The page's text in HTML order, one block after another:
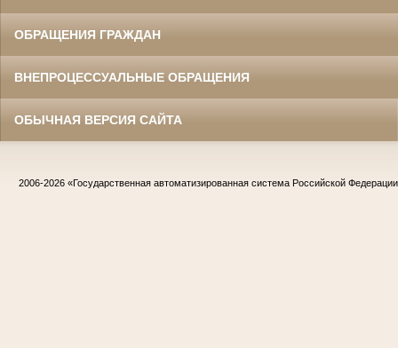
ОБРАЩЕНИЯ ГРАЖДАН
ВНЕПРОЦЕССУАЛЬНЫЕ ОБРАЩЕНИЯ
ОБЫЧНАЯ ВЕРСИЯ САЙТА
2006-2026 «Государственная автоматизированная система Российской